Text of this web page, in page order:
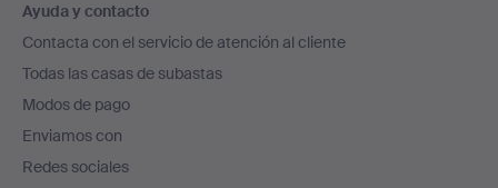
en
el
pie
de
página
Ayuda y contacto
Contacta con el servicio de atención al cliente
Todas las casas de subastas
Modos de pago
Enviamos con
Redes sociales